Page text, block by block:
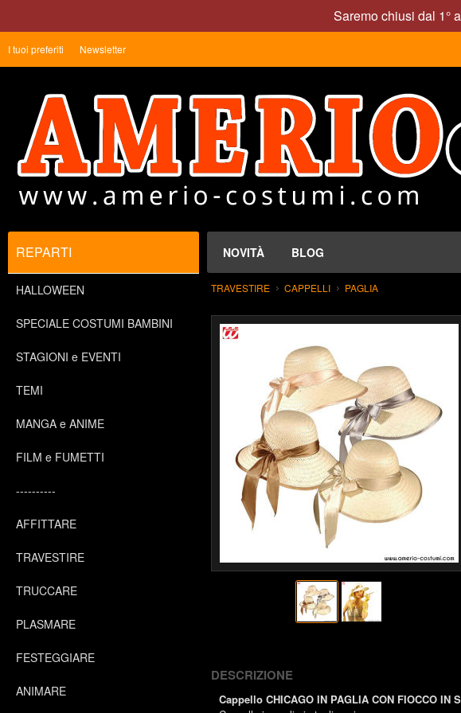
Saremo chiusi dal 1°
I tuoi preferiti Newsletter
NOVITÀ BLOG
REPARTI
HALLOWEEN
SPECIALE COSTUMI BAMBINI
STAGIONI e EVENTI
TEMI
MANGA e ANIME
FILM e FUMETTI
----------
AFFITTARE
TRAVESTIRE
TRUCCARE
PLASMARE
FESTEGGIARE
ANIMARE
TRAVESTIRE CAPPELLI PAGLIA
DESCRIZIONE
Cappello CHICAGO IN PAGLIA CON FIOCCO IN